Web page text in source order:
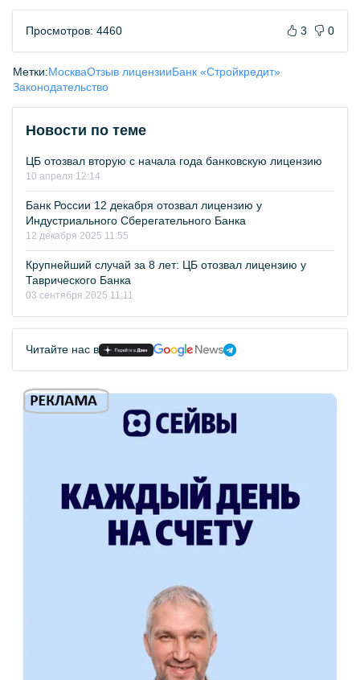
Просмотров: 4460 3 0
Метки:МоскваОтзыв лицензииБанк «Стройкредит»
Законодательство
Новости по теме
ЦБ отозвал вторую с начала года банковскую лицензию
10 апреля 12:14
Банк России 12 декабря отозвал лицензию у
Индустриального Сберегательного Банка
12 декабря 2025 11:55
Крупнейший случай за 8 лет: ЦБ отозвал лицензию у
Таврического Банка
03 сентября 2025 11:11
Читайте нас в